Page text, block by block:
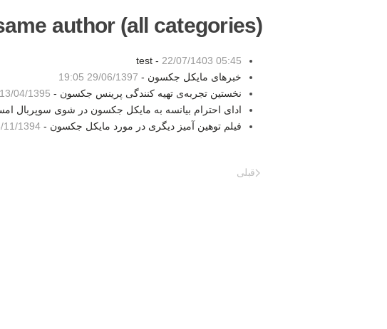
author (all categories):
test - 22/07/1403 05:45
خبرهای مایکل جکسون - 29/06/1397 19:05
نخستین تجربه‌ی تهیه کنندگی پرینس جکسون - 13/04/1395 20:06
ادای احترام بیانسه به مایکل جکسون در شوی سوپربال
فیلم توهین آمیز دیگری در مورد مایکل جکسون -1394 15:38
قبلی